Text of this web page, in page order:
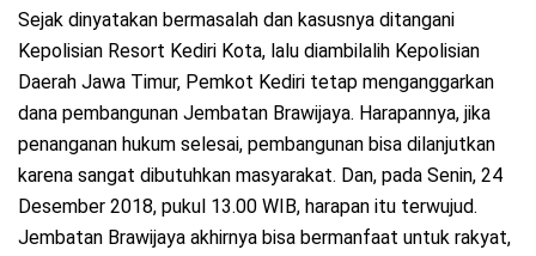
Sejak dinyatakan bermasalah dan kasusnya ditangani
Kepolisian Resort Kediri Kota, lalu diambilalih Kepolisian
Daerah Jawa Timur, Pemkot Kediri tetap menganggarkan
dana pembangunan Jembatan Brawijaya. Harapannya, jika
penanganan hukum selesai, pembangunan bisa dilanjutkan
karena sangat dibutuhkan masyarakat. Dan, pada Senin, 24
Desember 2018, pukul 13.00 WIB, harapan itu terwujud.
Jembatan Brawijaya akhirnya bisa bermanfaat untuk rakyat,